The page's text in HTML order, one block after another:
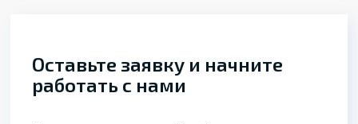
Оставьте заявку и начните
работать с нами